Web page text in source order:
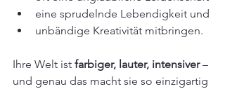
eine sprudelnde Lebendigkeit und
unbändige Kreativität mitbringen.
Ihre Welt ist farbiger, lauter, intensiver –
und genau das macht sie so einzigartig